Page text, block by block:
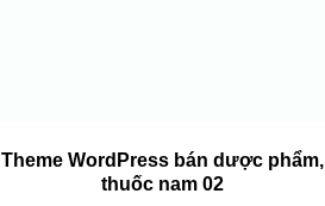
Theme WordPress bán dược phẩm,
thuốc nam 02